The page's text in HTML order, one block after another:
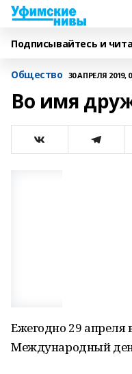
Подписывайтесь и
Общество 30 АПРЕЛЯ 2019,
Во имя
Ежегодно 29 апреля
Международный